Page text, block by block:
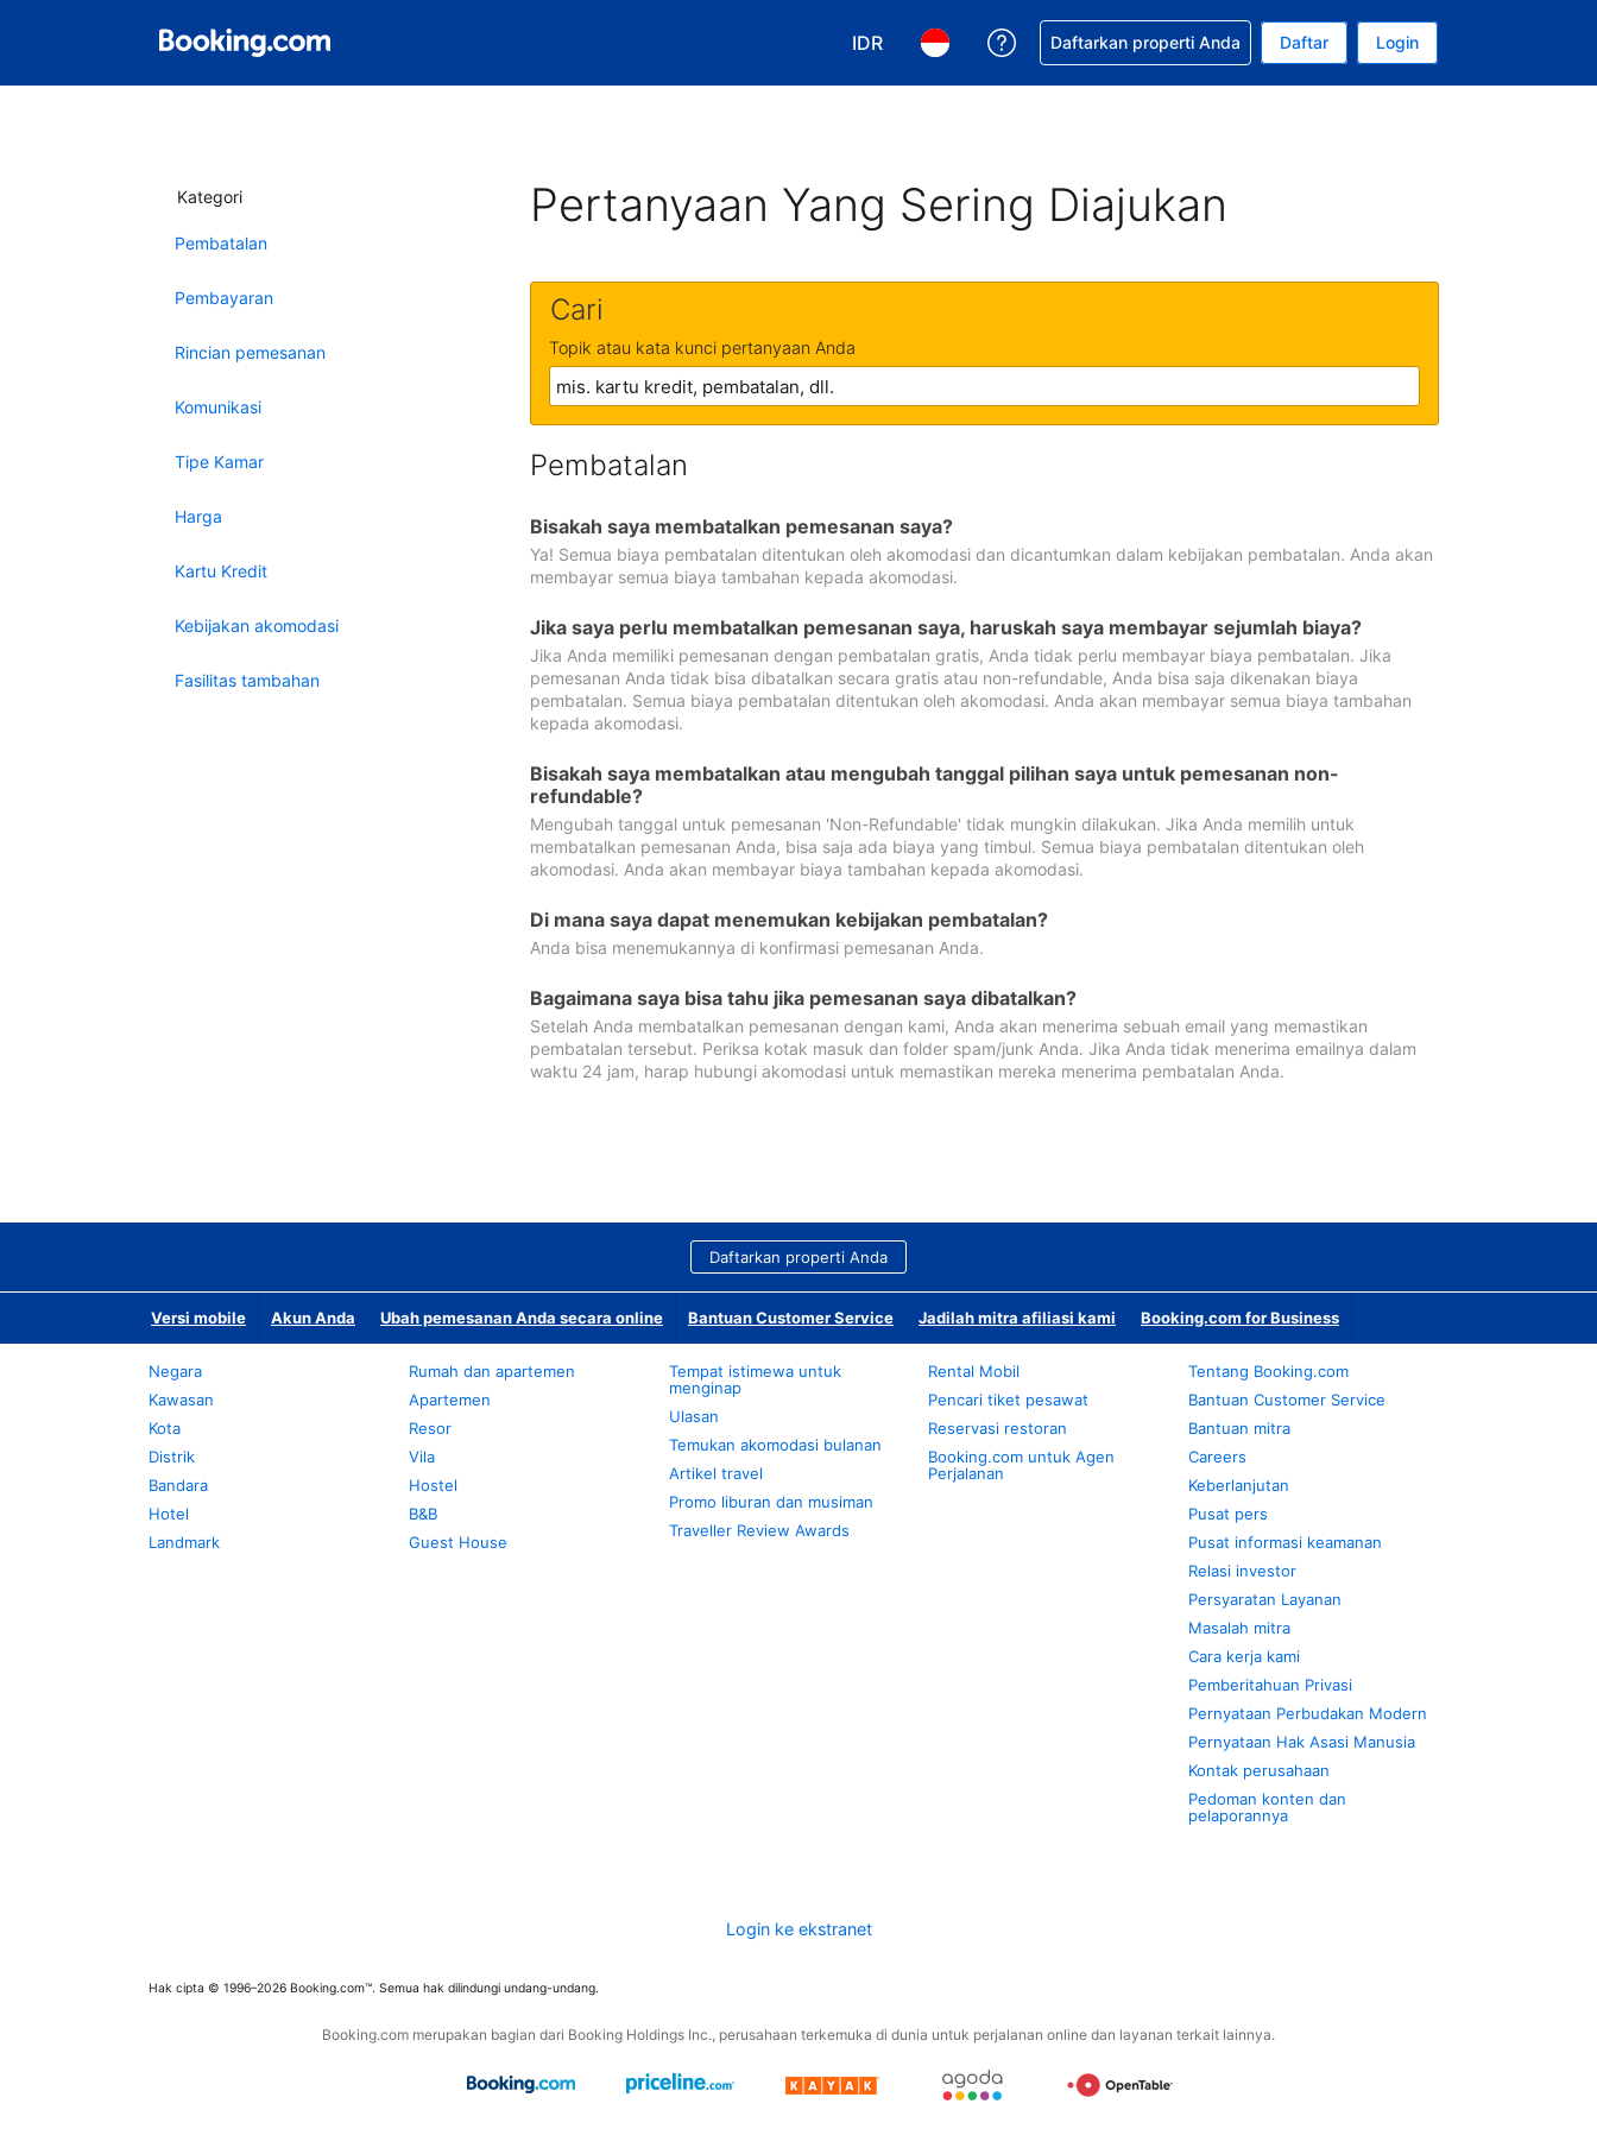
IDR
Pilih mata uang Anda. Mata uang Anda saat ini adalah Rupiah Indonesia
Pilih bahasa Anda. Bahasa Anda saat ini adalah Bahasa Indonesia
Dapatkan bantuan untuk pemesanan Anda
Daftarkan properti Anda Daftar Login
Kategori
Pembatalan
Pembayaran
Rincian pemesanan
Komunikasi
Tipe Kamar
Harga
Kartu Kredit
Kebijakan akomodasi
Fasilitas tambahan
Pertanyaan Yang Sering Diajukan
Cari
Topik atau kata kunci pertanyaan Anda
Pembatalan
Bisakah saya membatalkan pemesanan saya?
Ya! Semua biaya pembatalan ditentukan oleh akomodasi dan dicantumkan dalam kebijakan pembatalan. Anda akan
membayar semua biaya tambahan kepada akomodasi.
Jika saya perlu membatalkan pemesanan saya, haruskah saya membayar sejumlah biaya?
Jika Anda memiliki pemesanan dengan pembatalan gratis, Anda tidak perlu membayar biaya pembatalan. Jika
pemesanan Anda tidak bisa dibatalkan secara gratis atau non-refundable, Anda bisa saja dikenakan biaya
pembatalan. Semua biaya pembatalan ditentukan oleh akomodasi. Anda akan membayar semua biaya tambahan
kepada akomodasi.
Bisakah saya membatalkan atau mengubah tanggal pilihan saya untuk pemesanan non-
refundable?
Mengubah tanggal untuk pemesanan 'Non-Refundable' tidak mungkin dilakukan. Jika Anda memilih untuk
membatalkan pemesanan Anda, bisa saja ada biaya yang timbul. Semua biaya pembatalan ditentukan oleh
akomodasi. Anda akan membayar biaya tambahan kepada akomodasi.
Di mana saya dapat menemukan kebijakan pembatalan?
Anda bisa menemukannya di konfirmasi pemesanan Anda.
Bagaimana saya bisa tahu jika pemesanan saya dibatalkan?
Setelah Anda membatalkan pemesanan dengan kami, Anda akan menerima sebuah email yang memastikan
pembatalan tersebut. Periksa kotak masuk dan folder spam/junk Anda. Jika Anda tidak menerima emailnya dalam
waktu 24 jam, harap hubungi akomodasi untuk memastikan mereka menerima pembatalan Anda.
Daftarkan properti Anda
Versi mobile Akun Anda Ubah pemesanan Anda secara online Bantuan Customer Service Jadilah mitra afiliasi kami Booking.com for Business
Negara
Kawasan
Kota
Distrik
Bandara
Hotel
Landmark
Rumah dan apartemen
Apartemen
Resor
Vila
Hostel
B&B
Guest House
Tempat istimewa untuk
menginap
Ulasan
Temukan akomodasi bulanan
Artikel travel
Promo liburan dan musiman
Traveller Review Awards
Rental Mobil
Pencari tiket pesawat
Reservasi restoran
Booking.com untuk Agen
Perjalanan
Tentang Booking.com
Bantuan Customer Service
Bantuan mitra
Careers
Keberlanjutan
Pusat pers
Pusat informasi keamanan
Relasi investor
Persyaratan Layanan
Masalah mitra
Cara kerja kami
Pemberitahuan Privasi
Pernyataan Perbudakan Modern
Pernyataan Hak Asasi Manusia
Kontak perusahaan
Pedoman konten dan
pelaporannya
Login ke ekstranet
Hak cipta © 1996–2026 Booking.com™. Semua hak dilindungi undang-undang.
Booking.com merupakan bagian dari Booking Holdings Inc., perusahaan terkemuka di dunia untuk perjalanan online dan layanan terkait lainnya.